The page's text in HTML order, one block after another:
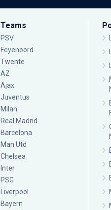
Teams
PSV
Feyenoord
Twente
AZ
Ajax
Juventus
Milan
Real Madrid
Barcelona
Man Utd
Chelsea
Inter
PSG
Liverpool
Bayern